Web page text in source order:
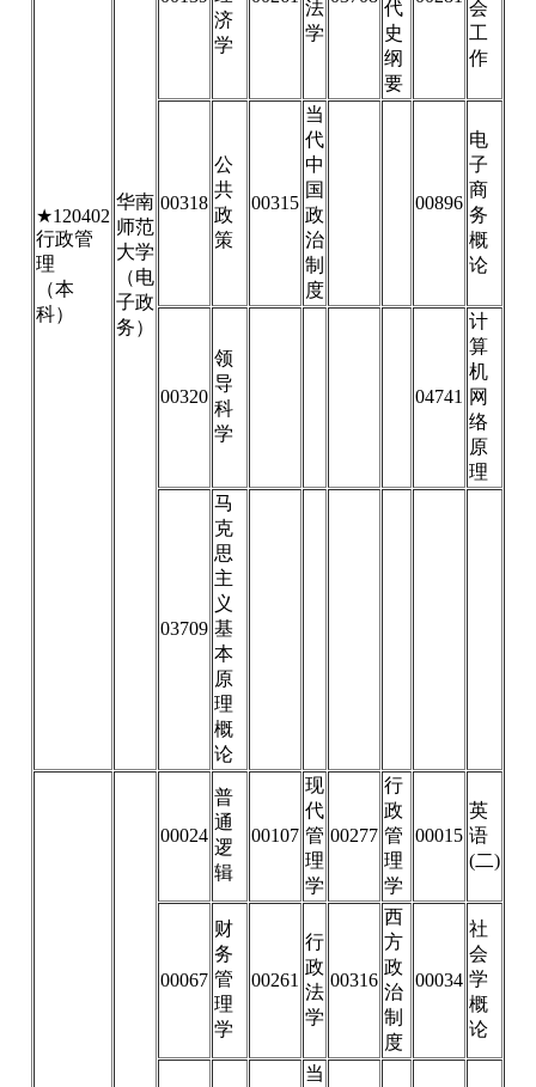
★120402
行政管
理
（本
科）
华南
师范
大学
（电
子政
务）
济
学
法
学
代
史
纲
要
会
工
作
00318
公
共
政
策
00315
当
代
中
国
政
治
制
度
00896
电
子
商
务
概
论
00320
领
导
科
学
04741
计
算
机
网
络
原
理
03709
马
克
思
主
义
基
本
原
理
概
论
00024
普
通
逻
辑
00107
现
代
管
理
学
00277
行
政
管
理
学
00015
英
语
(二)
00067
财
务
管
理
学
00261
行
政
法
学
00316
西
方
政
治
制
度
00034
社
会
学
概
论
当